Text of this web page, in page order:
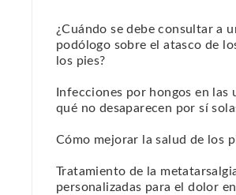
¿Cuándo se debe consultar a
podólogo sobre el atasco de
los pies?
Infecciones por hongos en las
qué no desaparecen por sí
Cómo mejorar la salud de los
Tratamiento de la
personalizadas para el dolor